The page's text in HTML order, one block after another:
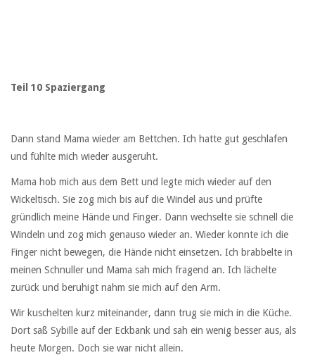
Teil 10 Spaziergang
Dann stand Mama wieder am Bettchen. Ich hatte gut geschlafen
und fühlte mich wieder ausgeruht.
Mama hob mich aus dem Bett und legte mich wieder auf den
Wickeltisch. Sie zog mich bis auf die Windel aus und prüfte
gründlich meine Hände und Finger. Dann wechselte sie schnell die
Windeln und zog mich genauso wieder an. Wieder konnte ich die
Finger nicht bewegen, die Hände nicht einsetzen. Ich brabbelte in
meinen Schnuller und Mama sah mich fragend an. Ich lächelte
zurück und beruhigt nahm sie mich auf den Arm.
Wir kuschelten kurz miteinander, dann trug sie mich in die Küche.
Dort saß Sybille auf der Eckbank und sah ein wenig besser aus, als
heute Morgen. Doch sie war nicht allein.